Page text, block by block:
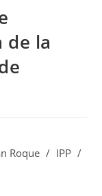
de la
Roque / IPP /